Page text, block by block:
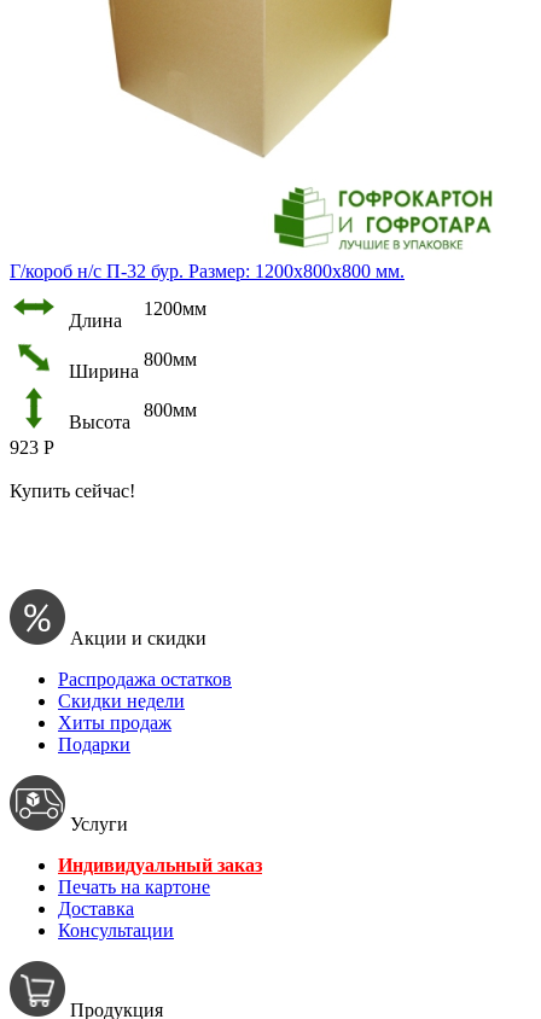
Г/короб н/с П-32 бур. Размер: 1200х800х800 мм.
Длина
1200мм
Ширина
800мм
Высота
800мм
923 Р
Купить сейчас!
Акции и скидки
Распродажа остатков
Скидки недели
Хиты продаж
Подарки
Услуги
Индивидуальный заказ
Печать на картоне
Доставка
Консультации
Продукция